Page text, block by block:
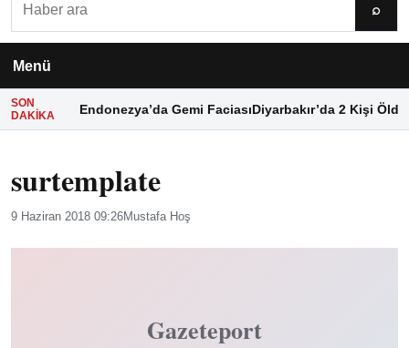
⌕
Menü
SON
DAKIKA
Endonezya’da Gemi FaciasıDiyarbakır’da 2 Kişi Öldü
surtemplate
9 Haziran 2018 09:26Mustafa Hoş
Gazeteport